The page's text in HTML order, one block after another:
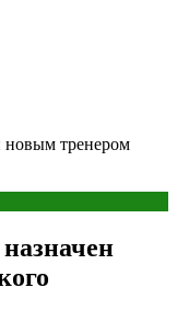
новым тренером